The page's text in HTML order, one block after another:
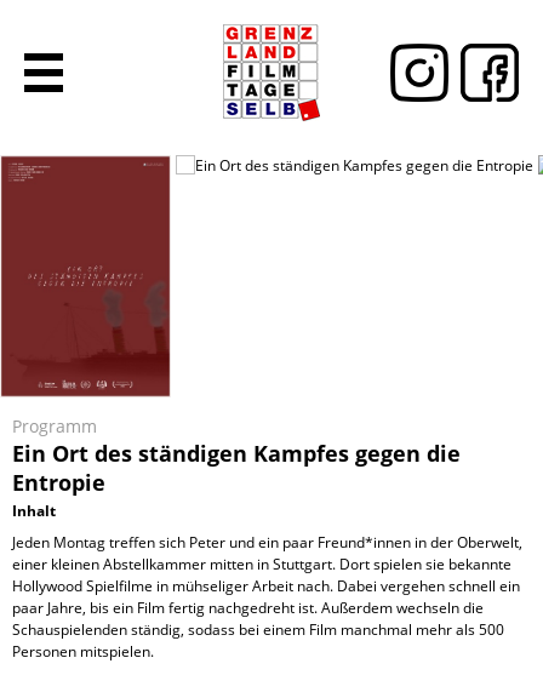
Programm
Ein Ort des ständigen Kampfes gegen die
Entropie
Inhalt
Jeden Montag treffen sich Peter und ein paar Freund*innen in der Oberwelt,
einer kleinen Abstellkammer mitten in Stuttgart. Dort spielen sie bekannte
Hollywood Spielfilme in mühseliger Arbeit nach. Dabei vergehen schnell ein
paar Jahre, bis ein Film fertig nachgedreht ist. Außerdem wechseln die
Schauspielenden ständig, sodass bei einem Film manchmal mehr als 500
Personen mitspielen.